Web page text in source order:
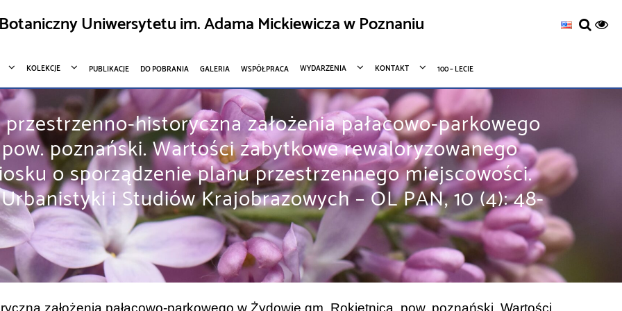
Uniwersytetu im. Adama Mickiewicza w Poznaniu
KOLEKCJE PUBLIKACJE DO POBRANIA GALERIA WSPÓŁPRACA WYDARZENIA KONTAKT 100 – LECIE
przestrzenno-historyczna założenia pałacowo-parkowego
poznański. Wartości zabytkowe rewaloryzowanego
o sporządzenie planu przestrzennego miejscowości.
i Studiów Krajobrazowych – OL PAN, 10 (4): 48-
założenia pałacowo-parkowego w Żydowie gm. Rokietnica, pow. poznański. Wartości